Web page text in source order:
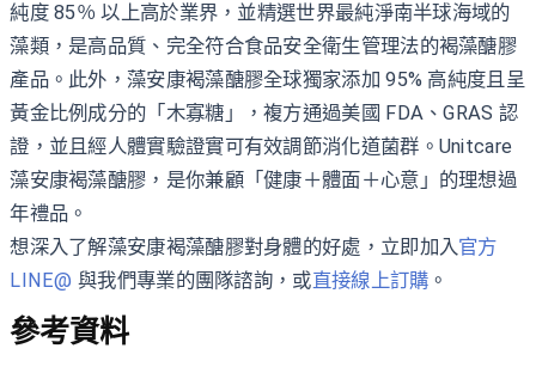
純度 85％ 以上高於業界，並精選世界最純淨南半球海域的
藻類，是高品質、完全符合食品安全衛生管理法的褐藻醣膠
產品。此外，藻安康褐藻醣膠全球獨家添加 95% 高純度且呈
黃金比例成分的「木寡糖」，複方通過美國 FDA、GRAS 認
證，並且經人體實驗證實可有效調節消化道菌群。Unitcare
藻安康褐藻醣膠，是你兼顧「健康＋體面＋心意」的理想過
年禮品。
想深入了解藻安康褐藻醣膠對身體的好處，立即加入官方
LINE@ 與我們專業的團隊諮詢，或直接線上訂購 。
參考資料